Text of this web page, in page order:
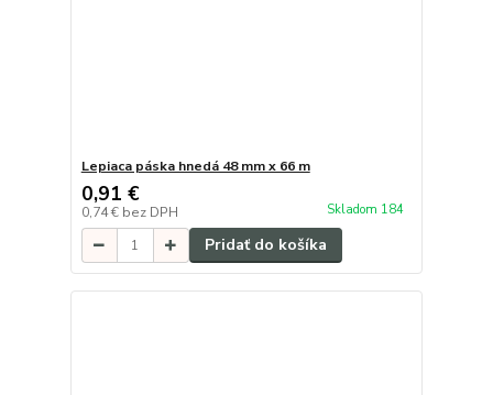
Lepiaca páska hnedá 48 mm x 66 m
0,91 €
0,74 € bez DPH Skladom 184
Pridať do košíka